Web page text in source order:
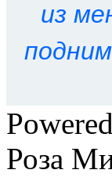
из
Роза